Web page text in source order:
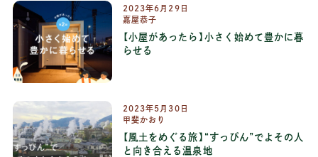
2023年6月29日
嘉屋恭子
【小屋があったら】小さく始めて豊かに暮
らせる
連載： 小屋があったら
2023年5月30日
甲斐かおり
【風土をめぐる旅】“すっぴん”でよその人
と向き合える温泉地